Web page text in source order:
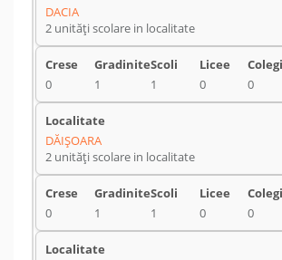
DACIA
2 unități scolare in localitate
0 1 1 0 0
DĂIŞOARA
2 unități scolare in localitate
0 1 1 0 0